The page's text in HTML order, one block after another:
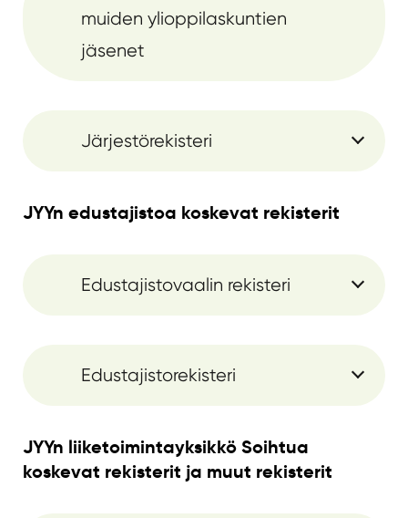
muiden ylioppilaskuntien
jäsenet
Järjestörekisteri
JYYn edustajistoa koskevat rekisterit
Edustajistovaalin rekisteri
Edustajistorekisteri
JYYn liiketoimintayksikkö Soihtua
koskevat rekisterit ja muut rekisterit